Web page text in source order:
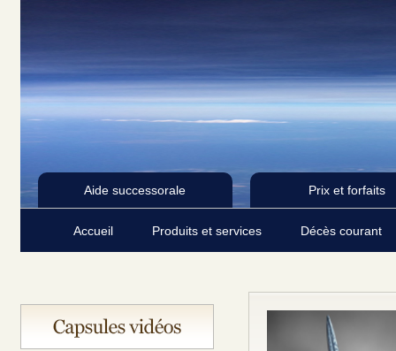
Aide successorale Prix et forfaits
Accueil Produits et services Décès courant